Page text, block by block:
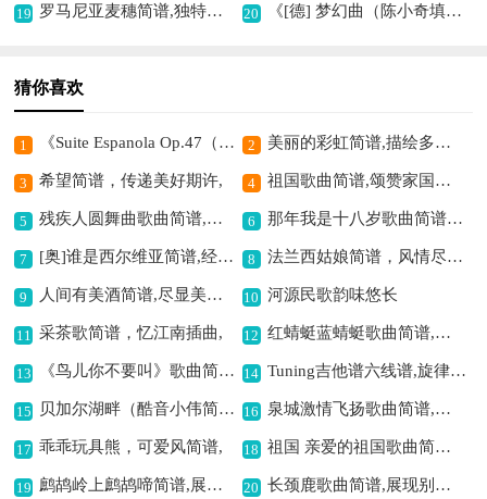
19 罗马尼亚麦穗简谱,独特音乐呈现 20 《[德] 梦幻曲（陈小奇填词版）》歌曲简谱,诠释别样梦幻旋律
猜你喜欢
1 《Suite Espanola Op.47（西班牙组曲·Ⅶ）》钢琴谱,展现西班牙风情 2 美丽的彩虹简谱,描绘多彩画卷
3 希望简谱，传递美好期许, 4 祖国歌曲简谱,颂赞家国深情
5 残疾人圆舞曲歌曲简谱,展现坚强之美 6 那年我是十八岁歌曲简谱,追忆青春岁月
7 [奥]谁是西尔维亚简谱,经典音乐旋律 8 法兰西姑娘简谱，风情尽显,
9 人间有美酒简谱,尽显美酒风情 10 河源民歌韵味悠长
11 采茶歌简谱，忆江南插曲, 12 红蜻蜓蓝蜻蜓歌曲简谱,双蜻蜓梦幻交织之曲
13 《鸟儿你不要叫》歌曲简谱,悠扬旋律诉说心声 14 Tuning吉他谱六线谱,旋律灵动悦耳
15 贝加尔湖畔（酷音小伟简单版）吉他谱六线谱,空灵旋律绘湖景 16 泉城激情飞扬歌曲简谱,展现泉城活力
17 乖乖玩具熊，可爱风简谱, 18 祖国 亲爱的祖国歌曲简谱,歌颂祖国深情厚谊
19 鹧鸪岭上鹧鸪啼简谱,展现别样女声韵味 20 长颈鹿歌曲简谱,展现别样童趣